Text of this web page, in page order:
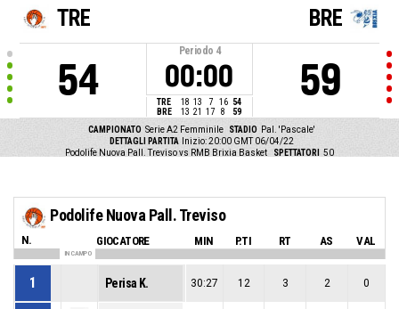
TRE
54
Periodo 4
00:00
TRE 18 13 7 16 54
BRE
13 21 17 8 59
BRE
59
CAMPIONATO Serie A2 Femminile STADIO Pal. 'Pascale'
DETTAGLI PARTITA
Inizio: 20:00 GMT 06/04/22
Podolife Nuova Pall. Treviso vs RMB Brixia Basket
SPETTATORI 50
Podolife Nuova Pall. Treviso
N. GIOCATORE MIN P.TI RT AS VAL
IN CAMPO
1 Perisa K. 30:27 12 3 2 0